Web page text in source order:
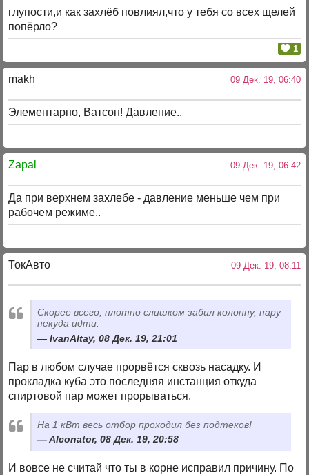
глупости,и как захлёб повлиял,что у тебя со всех щелей
попёрло?
1
makh 09 Дек. 19, 06:40
Элементарно, Ватсон! Давление..
Zapal 09 Дек. 19, 06:42
Да при верхнем захлебе - давление меньше чем при
рабочем режиме..
ТокАвто 09 Дек. 19, 08:11
Скорее всего, плотно слишком забил колонну, пару
некуда идти.
IvanAltay, 08 Дек. 19, 21:01
Пар в любом случае прорвётся сквозь насадку. И
прокладка куба это последняя инстанция откуда
спиртовой пар может прорываться.
На 1 кВт весь отбор проходил без подтеков!
Alconator, 08 Дек. 19, 20:58
И вовсе не считай что ты в корне исправил причину. По